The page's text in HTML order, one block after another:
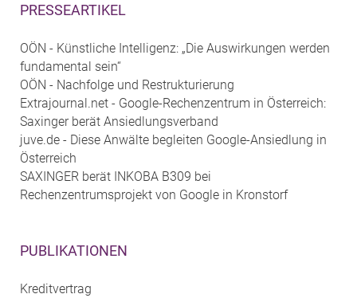
PRESSEARTIKEL
OÖN - Künstliche Intelligenz: „Die Auswirkungen werden
fundamental sein“
OÖN - Nachfolge und Restrukturierung
Extrajournal.net - Google-Rechenzentrum in Österreich:
Saxinger berät Ansiedlungsverband
juve.de - Diese Anwälte begleiten Google-Ansiedlung in
Österreich
SAXINGER berät INKOBA B309 bei
Rechenzentrumsprojekt von Google in Kronstorf
PUBLIKATIONEN
Kreditvertrag